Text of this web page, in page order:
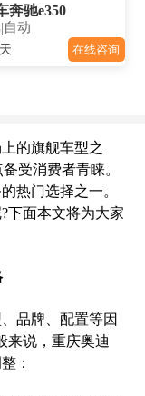
奔驰e350
自动
在线咨询
的旗舰车型之
受消费者青睐。
热门选择之一。
下面本文将为大家
品牌、配置等因
来说，重庆奥迪
：